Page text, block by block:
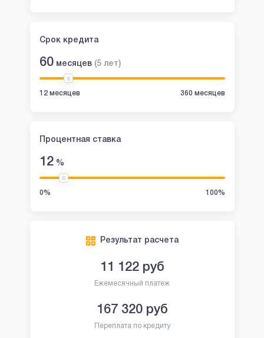
Срок кредита
60 месяцев (5 лет)
12 месяцев 360 месяцев
Процентная ставка
12%
0% 100%
Результат расчета
11 122руб
Ежемесячный платеж
167 320руб
Переплата по кредиту